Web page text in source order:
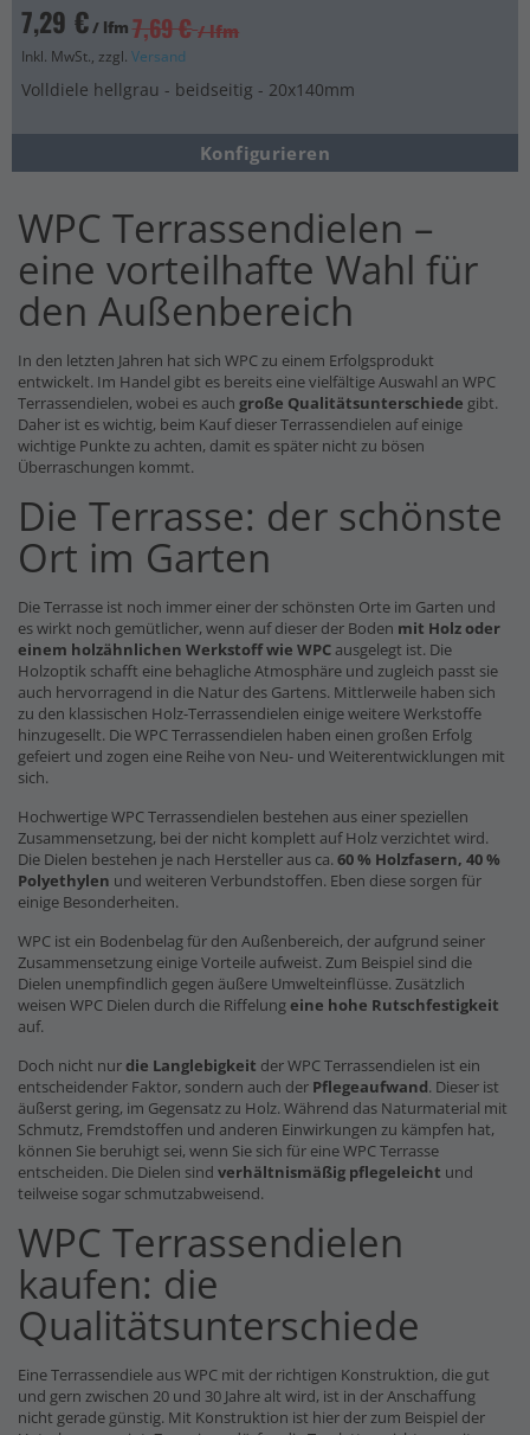
7,29 €/ lfm 7,69 € / lfm
Inkl. MwSt., zzgl. Versand
Volldiele hellgrau - beidseitig - 20x140mm
Konfigurieren
WPC Terrassendielen –
eine vorteilhafte Wahl für
den Außenbereich
In den letzten Jahren hat sich WPC zu einem Erfolgsprodukt
entwickelt. Im Handel gibt es bereits eine vielfältige Auswahl an WPC
Terrassendielen, wobei es auch große Qualitätsunterschiede gibt.
Daher ist es wichtig, beim Kauf dieser Terrassendielen auf einige
wichtige Punkte zu achten, damit es später nicht zu bösen
Überraschungen kommt.
Die Terrasse: der schönste
Ort im Garten
Die Terrasse ist noch immer einer der schönsten Orte im Garten und
es wirkt noch gemütlicher, wenn auf dieser der Boden mit Holz oder
einem holzähnlichen Werkstoff wie WPCausgelegt ist. Die
Holzoptik schafft eine behagliche Atmosphäre und zugleich passt sie
auch hervorragend in die Natur des Gartens. Mittlerweile haben sich
zu den klassischen Holz-Terrassendielen einige weitere Werkstoffe
hinzugesellt. Die WPC Terrassendielen haben einen großen Erfolg
gefeiert und zogen eine Reihe von Neu- und Weiterentwicklungen mit
sich.
Hochwertige WPC Terrassendielen bestehen aus einer speziellen
Zusammensetzung, bei der nicht komplett auf Holz verzichtet wird.
Die Dielen bestehen je nach Hersteller aus ca. 60 % Holzfasern, 40 %
Polyethylen und weiteren Verbundstoffen. Eben diese sorgen für
einige Besonderheiten.
WPC ist ein Bodenbelag für den Außenbereich, der aufgrund seiner
Zusammensetzung einige Vorteile aufweist. Zum Beispiel sind die
Dielen unempfindlich gegen äußere Umwelteinflüsse. Zusätzlich
weisen WPC Dielen durch die Riffelungeine hohe Rutschfestigkeit
auf.
Doch nicht nurdie Langlebigkeit der WPC Terrassendielen ist ein
entscheidender Faktor, sondern auch der Pflegeaufwand. Dieser ist
äußerst gering, im Gegensatz zu Holz. Während das Naturmaterial mit
Schmutz, Fremdstoffen und anderen Einwirkungen zu kämpfen hat,
können Sie beruhigt sei, wenn Sie sich für eine WPC Terrasse
entscheiden. Die Dielen sind verhältnismäßig pflegeleicht und
teilweise sogar schmutzabweisend.
WPC Terrassendielen
kaufen: die
Qualitätsunterschiede
Eine Terrassendiele aus WPC mit der richtigen Konstruktion, die gut
und gern zwischen 20 und 30 Jahre alt wird, ist in der Anschaffung
nicht gerade günstig. Mit Konstruktion ist hier der zum Beispiel der